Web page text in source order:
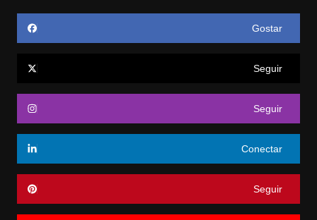
Gostar
Seguir
Seguir
Conectar
Seguir